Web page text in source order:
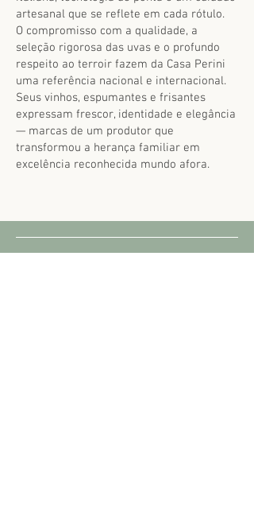
artesanal que se reflete em cada rótulo.
O compromisso com a qualidade, a
seleção rigorosa das uvas e o profundo
respeito ao terroir fazem da Casa Perini
uma referência nacional e internacional.
Seus vinhos, espumantes e frisantes
expressam frescor, identidade e elegância
— marcas de um produtor que
transformou a herança familiar em
excelência reconhecida mundo afora.